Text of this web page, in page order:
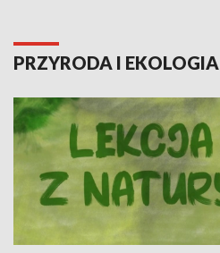
PRZYRODA I EKOLOGIA